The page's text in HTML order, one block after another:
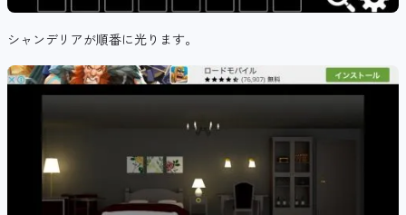
シャンデリアが順番に光ります。